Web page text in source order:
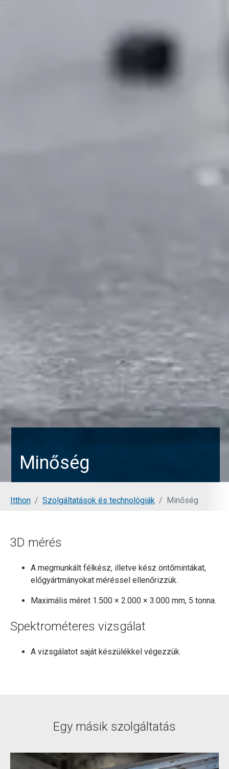
Minőség
You are here:
Itthon Szolgáltatások és technológiák Minőség
3D mérés
A megmunkált félkész, illetve kész öntőmintákat,
előgyártmányokat méréssel ellenőrizzük.
Maximális méret 1.500 × 2.000 × 3.000 mm, 5 tonna.
Spektrométeres vizsgálat
A vizsgálatot saját készülékkel végezzük.
Egy másik szolgáltatás